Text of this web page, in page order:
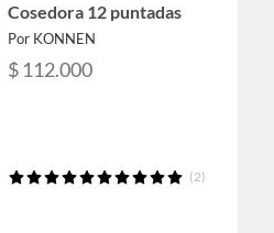
Cosedora 12 puntadas
Por KONNEN
$ 112.000
(2)